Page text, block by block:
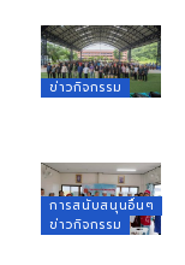
ข่าวกิจกรรม
การสนับสนุนอื่นๆ
ข่าวกิจกรรม